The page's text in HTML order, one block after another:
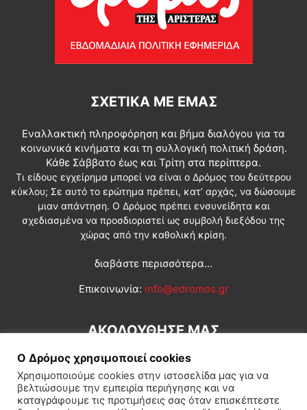
ΣΧΕΤΙΚΆ ΜΕ ΕΜΆΣ
Εναλλακτική πληροφόρηση και βήμα διαλόγου για τα
κοινωνικά κινήματα και τη συλλογική πολιτική δράση.
Κάθε Σάββατο έως και Τρίτη στα περίπτερα.
Τι είδους εγχείρημα μπορεί να είναι ο Δρόμος του δεύτερου
κύκλου; Σε αυτό το ερώτημα πρέπει, κατ’ αρχάς, να δώσουμε
μιαν απάντηση. Ο Δρόμος πρέπει ενσυνείδητα και
σχεδιασμένα να προσδιοριστεί ως συμβολή διεξόδου της
χώρας από την καθολική κρίση.
διαβάστε περισσότερα...
Επικοινωνία: info@edromos.gr
ΑΚΟΛΟΥΘΗΣΕ ΜΑΣ
Ο Δρόμος χρησιμοποιεί cookies
Χρησιμοποιούμε cookies στην ιστοσελίδα μας για να
βελτιώσουμε την εμπειρία περιήγησης και να
καταγράφουμε τις προτιμήσεις σας όταν επισκέπτεστε